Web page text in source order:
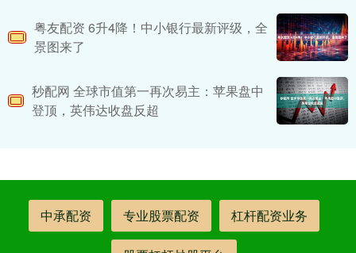
粤友配资 6升4降！中小银行最新评级，全
景图来了
秒配网 全球市值第一再次易主：苹果盘中
登顶，英伟达收盘反超
中承配资 专业股票配资 杠杆配资业务